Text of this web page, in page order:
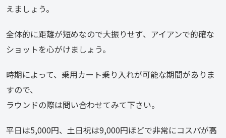
えましょう。
全体的に距離が短めなので大振りせず、アイアンで的確な
ショットを心がけましょう。
時期によって、乗用カート乗り入れが可能な期間がありま
すので、
ラウンドの際は問い合わせてみて下さい。
平日は5,000円、土日祝は9,000円ほどで非常にコスパが高